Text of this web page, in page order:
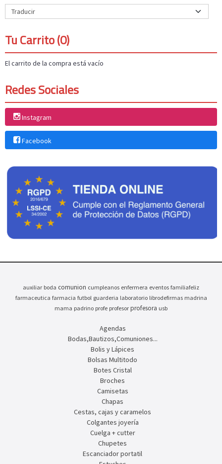
Tu Carrito (0)
El carrito de la compra está vacío
Redes Sociales
Instagram
Facebook
auxiliar boda comunion cumpleanos enfermera eventos familiafeliz
farmaceutica farmacia futbol guarderia laboratorio librodefirmas madrina
mama padrino profe profesor profesora usb
Agendas
Bodas,Bautizos,Comuniones...
Bolis y Lápices
Bolsas Multitodo
Botes Cristal
Broches
Camisetas
Chapas
Cestas, cajas y caramelos
Colgantes joyería
Cuelga + cutter
Chupetes
Escanciador portatil